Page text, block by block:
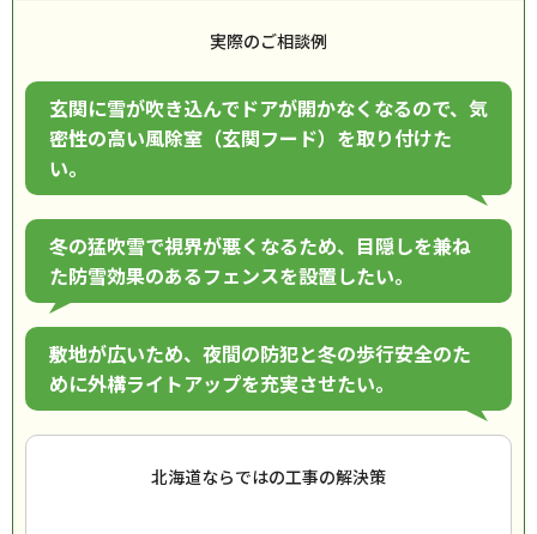
実際のご相談例
玄関に雪が吹き込んでドアが開かなくなるので、気
密性の高い風除室（玄関フード）を取り付けた
い。
冬の猛吹雪で視界が悪くなるため、目隠しを兼ね
た防雪効果のあるフェンスを設置したい。
敷地が広いため、夜間の防犯と冬の歩行安全のた
めに外構ライトアップを充実させたい。
北海道ならではの工事の解決策